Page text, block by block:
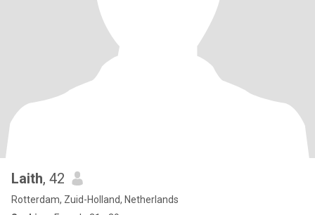
Laith, 42
Rotterdam, Zuid-Holland, Netherlands